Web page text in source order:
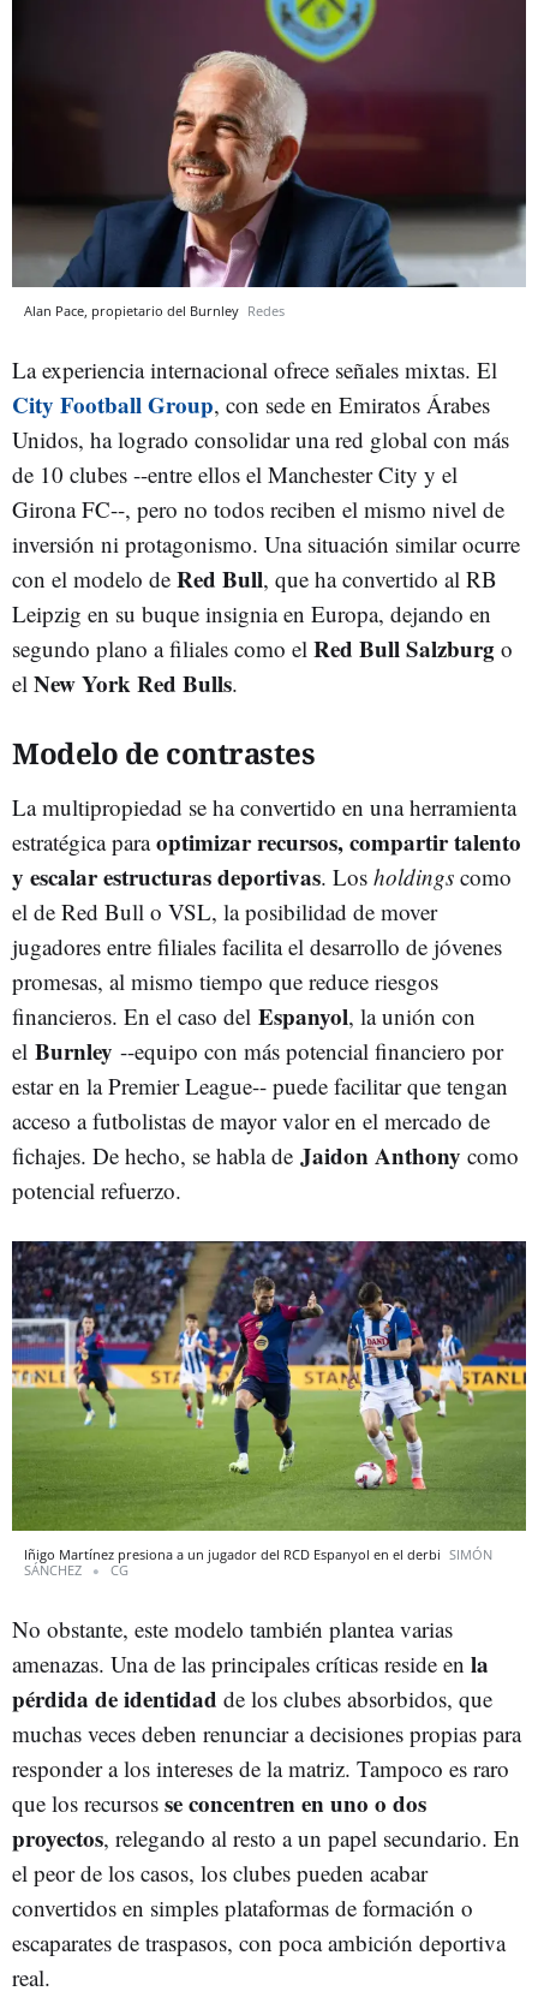
Alan Pace, propietario del Burnley Redes
La experiencia internacional ofrece señales mixtas. El
City Football Group, con sede en Emiratos Árabes
Unidos, ha logrado consolidar una red global con más
de 10 clubes --entre ellos el Manchester City y el
Girona FC--, pero no todos reciben el mismo nivel de
inversión ni protagonismo. Una situación similar ocurre
con el modelo de Red Bull, que ha convertido al RB
Leipzig en su buque insignia en Europa, dejando en
segundo plano a filiales como el Red Bull Salzburg o
el New York Red Bulls.
Modelo de contrastes
La multipropiedad se ha convertido en una herramienta
estratégica paraoptimizar recursos, compartir talento
y escalar estructuras deportivas. Los holdings como
el de Red Bull o VSL, la posibilidad de mover
jugadores entre filiales facilita el desarrollo de jóvenes
promesas, al mismo tiempo que reduce riesgos
financieros. En el caso del Espanyol, la unión con
el Burnley --equipo con más potencial financiero por
estar en la Premier League-- puede facilitar que tengan
acceso a futbolistas de mayor valor en el mercado de
fichajes. De hecho, se habla de Jaidon Anthony como
potencial refuerzo.
Iñigo Martínez presiona a un jugador del RCD Espanyol en el derbi SIMÓN
SÁNCHEZ
CG
No obstante, este modelo también plantea varias
amenazas. Una de las principales críticas reside en la
pérdida de identidad de los clubes absorbidos, que
muchas veces deben renunciar a decisiones propias para
responder a los intereses de la matriz. Tampoco es raro
que los recursos se concentren en uno o dos
proyectos, relegando al resto a un papel secundario. En
el peor de los casos, los clubes pueden acabar
convertidos en simples plataformas de formación o
escaparates de traspasos, con poca ambición deportiva
real.